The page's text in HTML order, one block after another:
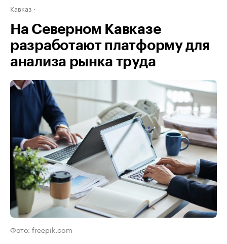
Кавказ
На Северном Кавказе
разработают платформу для
анализа рынка труда
Фото: freepik.com